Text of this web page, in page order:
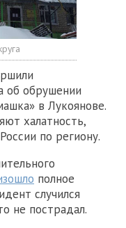
об обрушении
в Лукоянове.
халатность,
по региону.
полное
случился
не пострадал.